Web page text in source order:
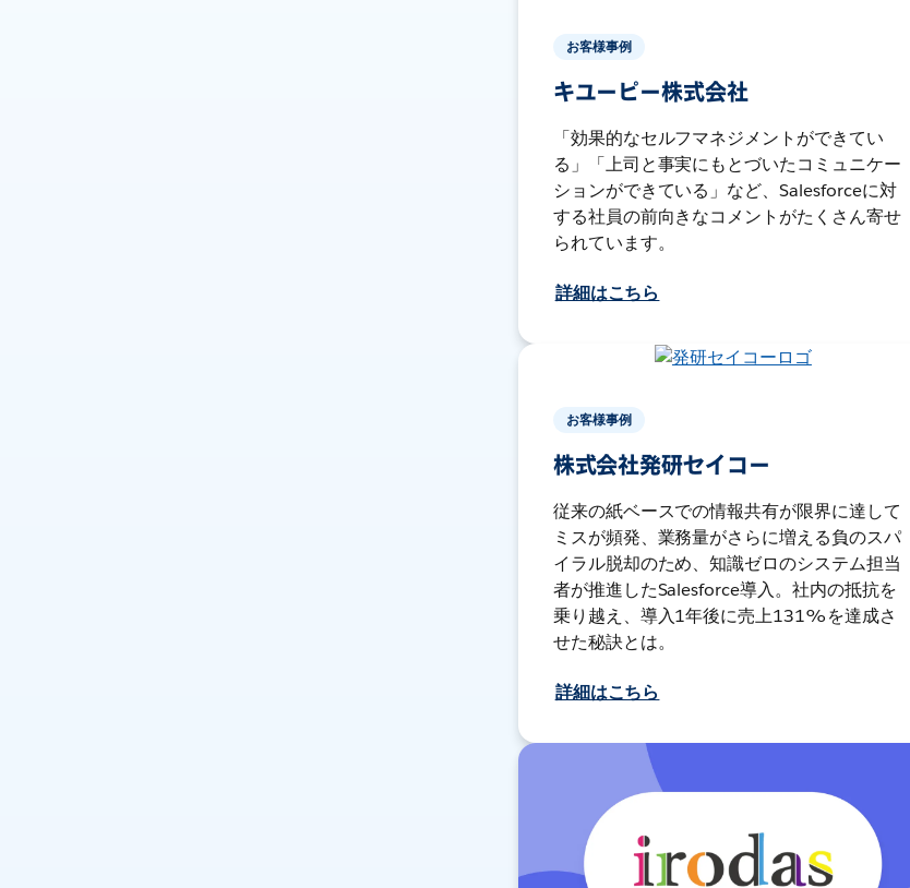
お客様事例
キユーピー株式会社
「効果的なセルフマネジメントができてい
る」「上司と事実にもとづいたコミュニケー
ションができている」など、Salesforceに対
する社員の前向きなコメントがたくさん寄せ
られています。
詳細はこちら
お客様事例
株式会社発研セイコー
従来の紙ベースでの情報共有が限界に達して
ミスが頻発、業務量がさらに増える負のスパ
イラル脱却のため、知識ゼロのシステム担当
者が推進したSalesforce導入。社内の抵抗を
乗り越え、導入1年後に売上131%を達成さ
せた秘訣とは。
詳細はこちら